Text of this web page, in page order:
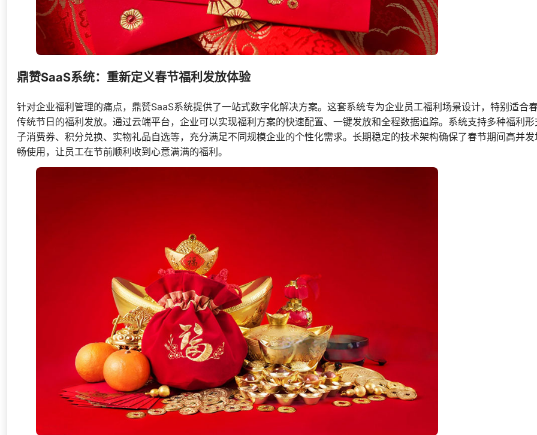
鼎赞SaaS系统：重新定义春节福利发放体验
针对企业福利管理的痛点，鼎赞SaaS系统提供了一站式数字化解决方案。这套系统专为企业员工福利场景设计，特别适合
传统节日的福利发放。通过云端平台，企业可以实现福利方案的快速配置、一键发放和全程数据追踪。系统支持多种福利
子消费券、积分兑换、实物礼品自选等，充分满足不同规模企业的个性化需求。长期稳定的技术架构确保了春节期间高并
畅使用，让员工在节前顺利收到心意满满的福利。